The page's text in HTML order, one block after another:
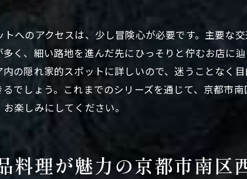
おもてなしの心が感じられるサービス
季節ごとの特別メニュー
リピーターが続出する理由
な体験が待つ京都市南区西九条比永城町の絶品グルメ
特別な体験を求めるなら比永城町
隠れ家的スポットの魅力
へのアクセスは、少し冒険心が必要です。主要な
く、細い路地を進んだ先にひっそりと佇むお店に
の隠れ家的スポットに詳しいので、迷うことなく
でしょう。これまでのシリーズを通じて、京都市
楽しみにしてください。
料理が魅力の京都市南区